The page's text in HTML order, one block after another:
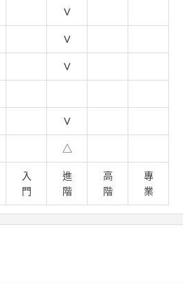
V
V
V
V
△
入
門
進
階
高
階
專
業